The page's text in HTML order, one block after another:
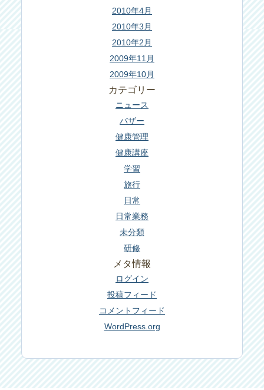
2010年4月
2010年3月
2010年2月
2009年11月
2009年10月
カテゴリー
ニュース
バザー
健康管理
健康講座
学習
旅行
日常
日常業務
未分類
研修
メタ情報
ログイン
投稿フィード
コメントフィード
WordPress.org